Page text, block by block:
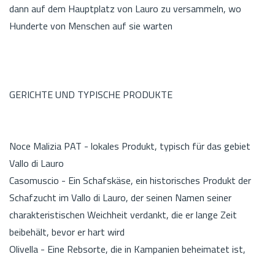
dann auf dem Hauptplatz von Lauro zu versammeln, wo
Hunderte von Menschen auf sie warten
GERICHTE UND TYPISCHE PRODUKTE
Noce Malizia PAT - lokales Produkt, typisch für das gebiet
Vallo di Lauro
Casomuscio - Ein Schafskäse, ein historisches Produkt der
Schafzucht im Vallo di Lauro, der seinen Namen seiner
charakteristischen Weichheit verdankt, die er lange Zeit
beibehält, bevor er hart wird
Olivella - Eine Rebsorte, die in Kampanien beheimatet ist,